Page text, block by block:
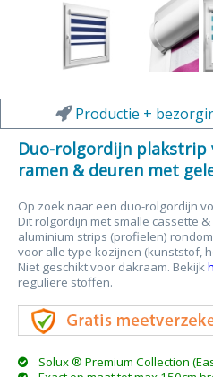
Productie +
Duo-rolgordijn plakstrip
ramen & deuren met
Op zoek naar een duo-rolgordijn
Dit rolgordijn met smalle cassette
aluminium strips (profielen)
voor alle type kozijnen (kunststof,
Niet geschikt voor dakraam. Bekijk
reguliere stoffen.
Solux ® Premium Collection